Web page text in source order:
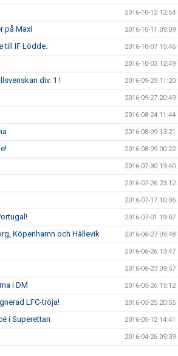
2016-10-12 12:54
på Maxi 2016-10-11 09:09
till IF Lödde. 2016-10-07 15:46
2016-10-03 12:49
div. 1 ! 2016-09-29 11:20
2016-09-27 20:49
2016-08-24 11:44
2016-08-09 13:21
2016-08-09 00:22
2016-07-30 19:40
2016-07-26 23:12
2016-07-17 10:06
2016-07-01 19:07
Köpenhamn och Hällevik 2016-06-27 09:48
2016-06-26 13:47
2016-06-23 09:57
i DM 2016-05-26 15:12
LFC-tröja! 2016-05-25 20:55
i Superettan 2016-05-12 14:41
2016-04-26 09:39